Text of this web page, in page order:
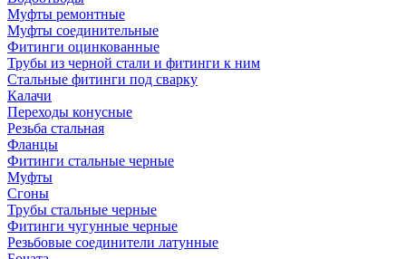
Муфты ремонтные
Муфты соединительные
Фитинги оцинкованные
Трубы из черной стали и фитинги к ним
Стальные фитинги под сварку
Калачи
Переходы конусные
Резьба стальная
Фланцы
Фитинги стальные черные
Муфты
Сгоны
Трубы стальные черные
Фитинги чугунные черные
Резьбовые соединители латунные